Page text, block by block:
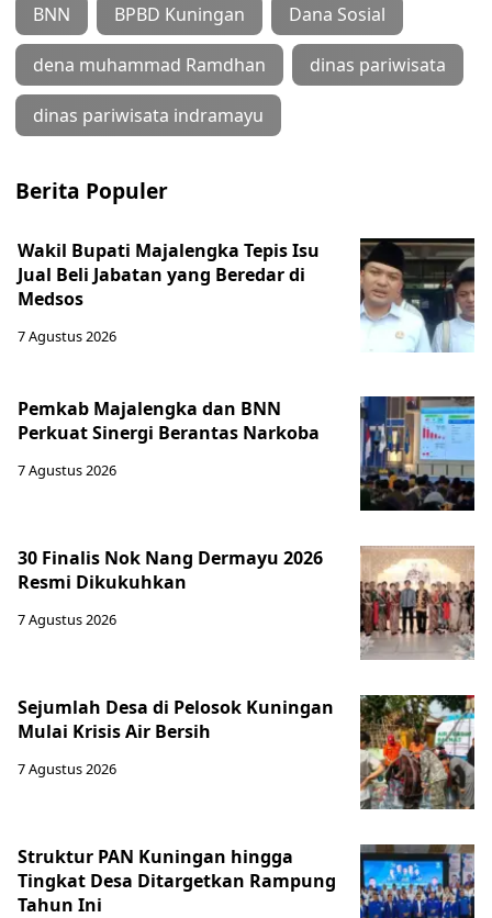
BNN BPBD Kuningan Dana Sosial
dena muhammad Ramdhan dinas pariwisata
dinas pariwisata indramayu
Berita Populer
Wakil Bupati Majalengka Tepis Isu
Jual Beli Jabatan yang Beredar di
Medsos
7 Agustus 2026
Pemkab Majalengka dan BNN
Perkuat Sinergi Berantas Narkoba
7 Agustus 2026
30 Finalis Nok Nang Dermayu 2026
Resmi Dikukuhkan
7 Agustus 2026
Sejumlah Desa di Pelosok Kuningan
Mulai Krisis Air Bersih
7 Agustus 2026
Struktur PAN Kuningan hingga
Tingkat Desa Ditargetkan Rampung
Tahun Ini